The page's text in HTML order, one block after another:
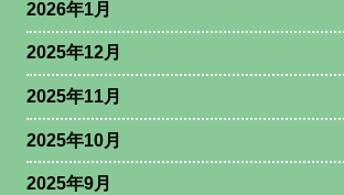
2026年1月
2025年12月
2025年11月
2025年10月
2025年9月